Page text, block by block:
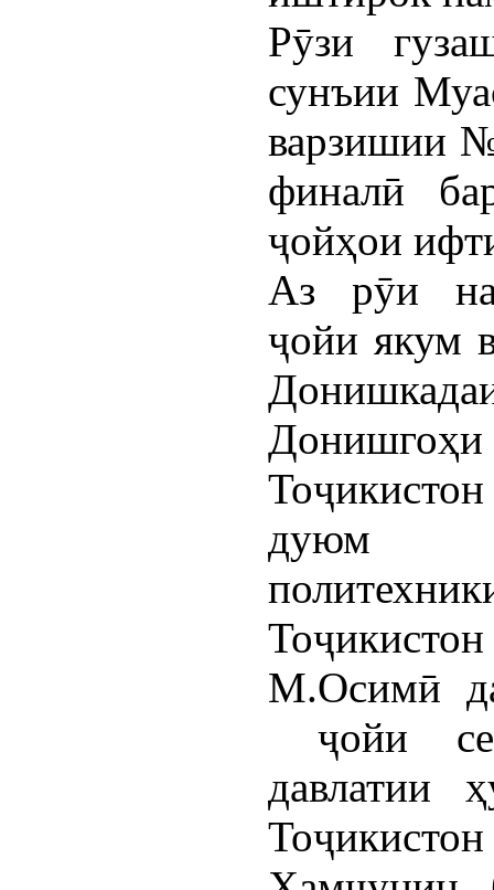
Рӯзи
сунъии
варзишии
финалӣ
ҷойҳои
Аз рӯи
ҷойи якум
дуюм
М.Осимӣ
ҷойи
давлатии